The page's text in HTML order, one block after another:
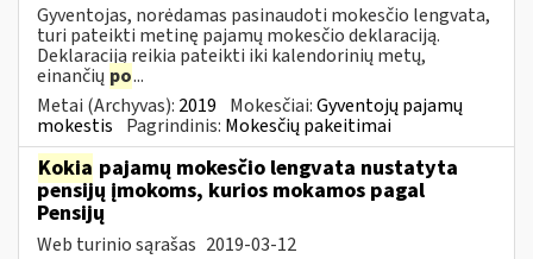
Gyventojas, norėdamas pasinaudoti mokesčio lengvata,
turi pateikti metinę pajamų mokesčio deklaraciją.
Deklaraciją reikia pateikti iki kalendorinių metų,
einančių po...
Metai (Archyvas): 2019 Mokesčiai:Gyventojų pajamų
mokestis Pagrindinis: Mokesčių pakeitimai
Kokia pajamų mokesčio lengvata nustatyta
pensijų įmokoms, kurios mokamos pagal
Pensijų
Web turinio sąrašas 2019-03-12